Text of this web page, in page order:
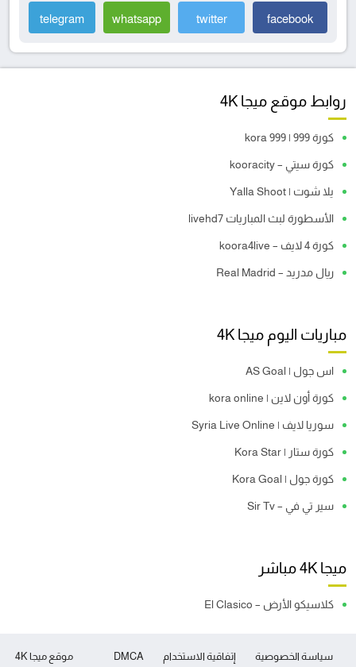
facebook
twitter
whatsapp
telegram
روابط موقع ميجا 4K
كورة 999 | kora 999
كورة سيتي – kooracity
يلا شوت | Yalla Shoot
الأسطورة لبث المباريات livehd7
كورة 4 لايف – koora4live
ريال مدريد – Real Madrid
مباريات اليوم ميجا 4K
اس جول | AS Goal
كورة أون لاين | kora online
سوريا لايف | Syria Live Online
كورة ستار | Kora Star
كورة جول | Kora Goal
سير تي في – Sir Tv
ميجا 4K مباشر
كلاسيكو الأرض – El Clasico
موقع ميجا 4K سياسة الخصوصية إتفاقية الاستخدام DMCA